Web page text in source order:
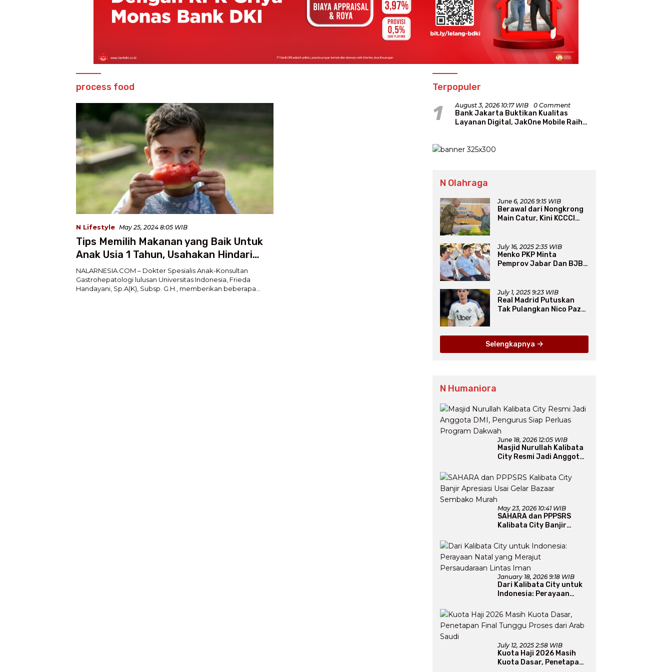
process food
N Lifestyle May 25, 2024 8:05 WIB
Tips Memilih Makanan yang Baik Untuk
Anak Usia 1 Tahun, Usahakan Hindari
Makanan Ini
NALARNESIA.COM – Dokter Spesialis Anak-Konsultan
Gastrohepatologi lulusan Universitas Indonesia, Frieda
Handayani, Sp.A(K), Subsp. G.H., memberikan beberapa…
Terpopuler
1 August 3, 2026 10:17 WIB 0 Comment
Bank Jakarta Buktikan Kualitas
Layanan Digital, JakOne Mobile Raih
N Olahraga
June 6, 2026 9:15 WIB
Berawal dari Nongkrong
Main Catur, Kini KCCCI
July 16, 2025 2:35 WIB
Menko PKP Minta
Pemprov Jabar Dan BJB
July 1, 2025 9:23 WIB
Real Madrid Putuskan
Tak Pulangkan Nico Paz
Selengkapnya
N Humaniora
June 18, 2026 12:05 WIB
Masjid Nurullah Kalibata
City Resmi Jadi Anggota
Perluas Program Dakwah
May 23, 2026 10:41 WIB
SAHARA dan PPPSRS
Kalibata City Banjir
Bazaar Sembako Murah
January 18, 2026 9:18 WIB
Dari Kalibata City untuk
Indonesia: Perayaan
Persaudaraan Lintas
Iman
July 12, 2025 2:58 WIB
Kuota Haji 2026 Masih
Kuota Dasar, Penetapan